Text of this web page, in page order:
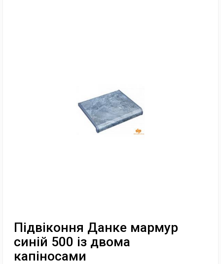
Підвіконня Данке мармур
синій 500 із двома
капіносами